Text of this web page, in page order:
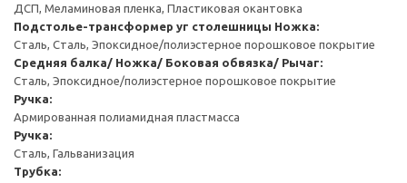
ДСП, Меламиновая пленка, Пластиковая окантовка
Подстолье-трансформер уг столешницы Ножка:
Сталь, Сталь, Эпоксидное/полиэстерное порошковое покрытие
Средняя балка/ Ножка/ Боковая обвязка/ Рычаг:
Сталь, Эпоксидное/полиэстерное порошковое покрытие
Ручка:
Армированная полиамидная пластмасса
Ручка:
Сталь, Гальванизация
Трубка: